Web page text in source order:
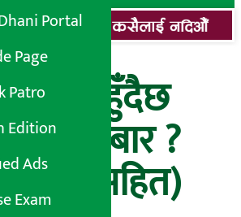
Portal
Page
Patro
Edition
Ads
Exam
कतिमा हुँदैछ
कारोबार ?
विवरणसहित)